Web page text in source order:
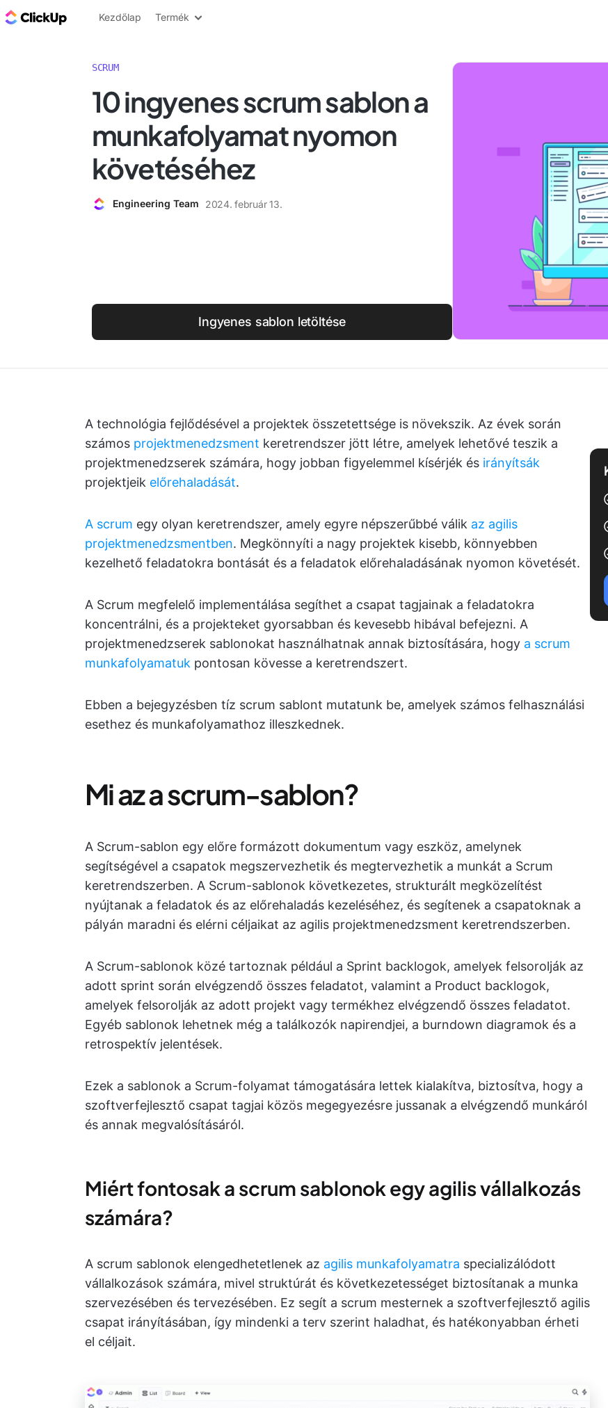
ClickUp blog
Kezdőlap Termék
SCRUM
10 ingyenes scrum sablon a
munkafolyamat nyomon
követéséhez
Engineering Team 2024. február 13.
Ingyenes sablon letöltése
A technológia fejlődésével a projektek összetettsége is növekszik. Az évek során
számos projektmenedzsment keretrendszer jött létre, amelyek lehetővé teszik a
projektmenedzserek számára, hogy jobban figyelemmel kísérjék és irányítsák
projektjeik előrehaladását.
A scrum egy olyan keretrendszer, amely egyre népszerűbbé válik az agilis
projektmenedzsmentben. Megkönnyíti a nagy projektek kisebb, könnyebben
kezelhető feladatokra bontását és a feladatok előrehaladásának nyomon követését.
A Scrum megfelelő implementálása segíthet a csapat tagjainak a feladatokra
koncentrálni, és a projekteket gyorsabban és kevesebb hibával befejezni. A
projektmenedzserek sablonokat használhatnak annak biztosítására, hogy a scrum
munkafolyamatuk pontosan kövesse a keretrendszert.
Ebben a bejegyzésben tíz scrum sablont mutatunk be, amelyek számos felhasználási
esethez és munkafolyamathoz illeszkednek.
Mi az a scrum-sablon?
A Scrum-sablon egy előre formázott dokumentum vagy eszköz, amelynek
segítségével a csapatok megszervezhetik és megtervezhetik a munkát a Scrum
keretrendszerben. A Scrum-sablonok következetes, strukturált megközelítést
nyújtanak a feladatok és az előrehaladás kezeléséhez, és segítenek a csapatoknak a
pályán maradni és elérni céljaikat az agilis projektmenedzsment keretrendszerben.
A Scrum-sablonok közé tartoznak például a Sprint backlogok, amelyek felsorolják az
adott sprint során elvégzendő összes feladatot, valamint a Product backlogok,
amelyek felsorolják az adott projekt vagy termékhez elvégzendő összes feladatot.
Egyéb sablonok lehetnek még a találkozók napirendjei, a burndown diagramok és a
retrospektív jelentések.
Ezek a sablonok a Scrum-folyamat támogatására lettek kialakítva, biztosítva, hogy a
szoftverfejlesztő csapat tagjai közös megegyezésre jussanak a elvégzendő munkáról
és annak megvalósításáról.
Miért fontosak a scrum sablonok egy agilis vállalkozás
számára?
A scrum sablonok elengedhetetlenek az agilis munkafolyamatra specializálódott
vállalkozások számára, mivel struktúrát és következetességet biztosítanak a munka
szervezésében és tervezésében. Ez segít a scrum mesternek a szoftverfejlesztő agilis
csapat irányításában, így mindenki a terv szerint haladhat, és hatékonyabban érheti
el céljait.